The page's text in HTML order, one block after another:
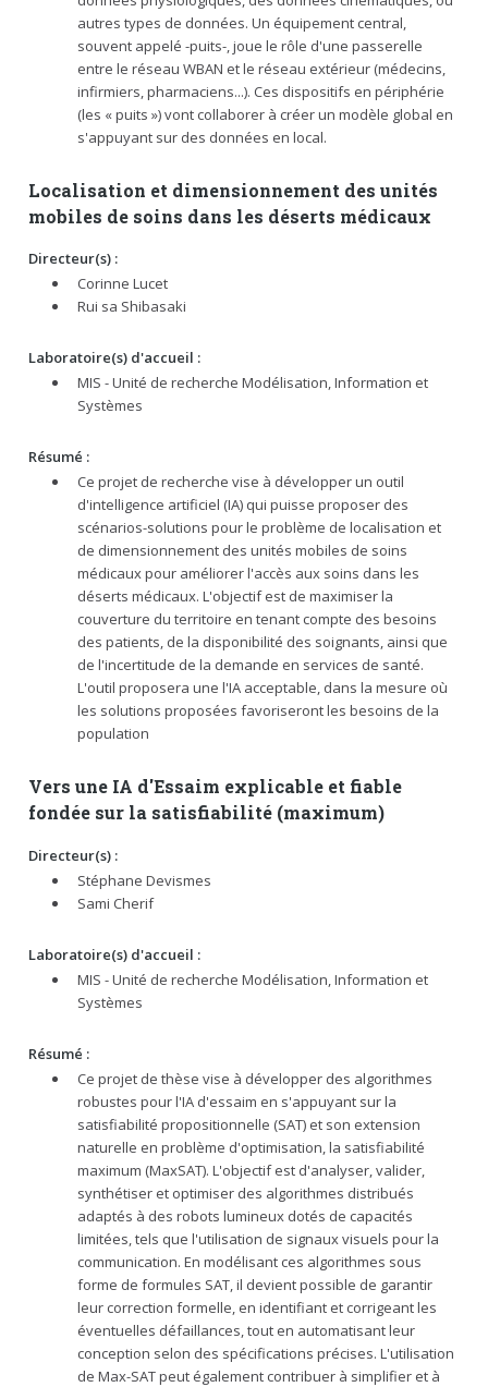
autres types de données. Un équipement central,
souvent appelé -puits-, joue le rôle d'une passerelle
entre le réseau WBAN et le réseau extérieur (médecins,
infirmiers, pharmaciens...). Ces dispositifs en périphérie
(les « puits ») vont collaborer à créer un modèle global en
s'appuyant sur des données en local.
Localisation et dimensionnement des unités
mobiles de soins dans les déserts médicaux
Directeur(s) :
Corinne Lucet
Rui sa Shibasaki
Laboratoire(s) d'accueil :
MIS - Unité de recherche Modélisation, Information et
Systèmes
Résumé :
Ce projet de recherche vise à développer un outil
d'intelligence artificiel (IA) qui puisse proposer des
scénarios-solutions pour le problème de localisation et
de dimensionnement des unités mobiles de soins
médicaux pour améliorer l'accès aux soins dans les
déserts médicaux. L'objectif est de maximiser la
couverture du territoire en tenant compte des besoins
des patients, de la disponibilité des soignants, ainsi que
de l'incertitude de la demande en services de santé.
L'outil proposera une l'IA acceptable, dans la mesure où
les solutions proposées favoriseront les besoins de la
population
Vers une IA d'Essaim explicable et fiable
fondée sur la satisfiabilité (maximum)
Directeur(s) :
Stéphane Devismes
Sami Cherif
Laboratoire(s) d'accueil :
MIS - Unité de recherche Modélisation, Information et
Systèmes
Résumé :
Ce projet de thèse vise à développer des algorithmes
robustes pour l'IA d'essaim en s'appuyant sur la
satisfiabilité propositionnelle (SAT) et son extension
naturelle en problème d'optimisation, la satisfiabilité
maximum (MaxSAT). L'objectif est d'analyser, valider,
synthétiser et optimiser des algorithmes distribués
adaptés à des robots lumineux dotés de capacités
limitées, tels que l'utilisation de signaux visuels pour la
communication. En modélisant ces algorithmes sous
forme de formules SAT, il devient possible de garantir
leur correction formelle, en identifiant et corrigeant les
éventuelles défaillances, tout en automatisant leur
conception selon des spécifications précises. L'utilisation
de Max-SAT peut également contribuer à simplifier et à